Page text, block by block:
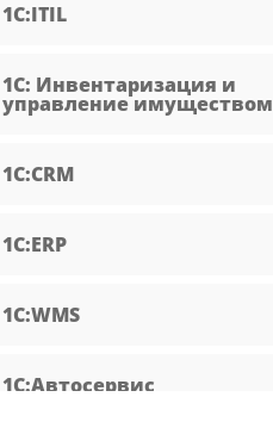
1C:ITIL
1С: Инвентаризация и
управление имуществом
1С:CRM
1С:ERP
1С:WMS
1С:Автосервис